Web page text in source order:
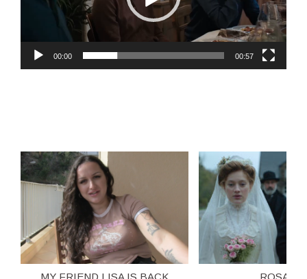
00:00 00:57
MY FRIEND LISA IS BACK ROSALIE